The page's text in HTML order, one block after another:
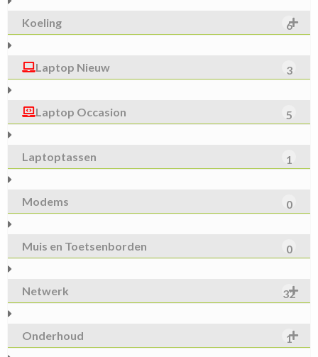
Koeling 6
Laptop Nieuw 3
Laptop Occasion 5
Laptoptassen 1
Modems 0
Muis en Toetsenborden 0
Netwerk 32
Onderhoud 1